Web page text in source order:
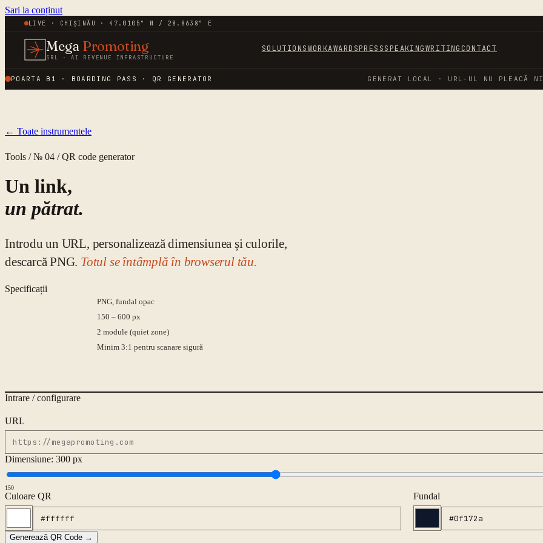
Sari la conținut
LIVE · CHIȘINĂU · 47.0105° N / 28.8638° E
Mega Promoting
SRL · AI REVENUE INFRASTRUCTURE
SOLUTIONSWORKAWARDSPRESSSPEAKINGWRITING CONTACT
POARTA B1 · BOARDING PASS · QR GENERATOR GENERAT LOCAL · URL-UL NU PLEACĂ
← Toate instrumentele
Tools / № 04 / QR code generator
Un link,
un pătrat.
Introdu un URL, personalizează dimensiunea și culorile,
descarcă PNG. Totul se întâmplă în browserul tău.
Specificații
PNG, fundal opac
150 – 600 px
2 module (quiet zone)
Minim 3:1 pentru scanare sigură
Intrare / configurare
URL
Dimensiune: 300 px
150
Culoare QR Fundal
Generează QR Code →